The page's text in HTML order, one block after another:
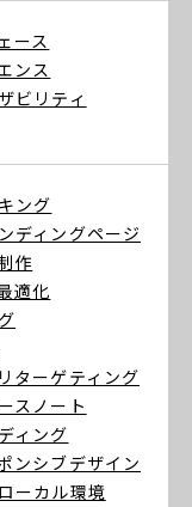
ース
ンス
ビリティ
ング
ディングページ
作
適化
ターゲティング
スノート
ィング
ンシブデザイン
ーカル環境